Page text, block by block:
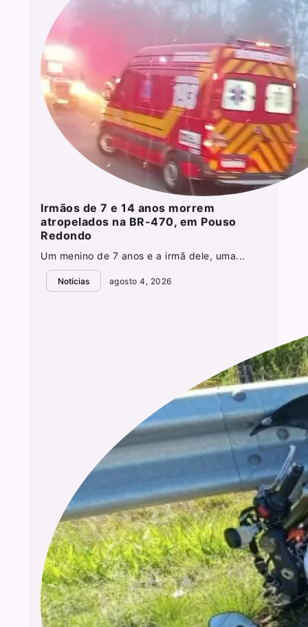
Irmãos de 7 e 14 anos morrem
atropelados na BR-470, em Pouso
Redondo
Um menino de 7 anos e a irmã dele, uma...
Notícias agosto 4, 2026